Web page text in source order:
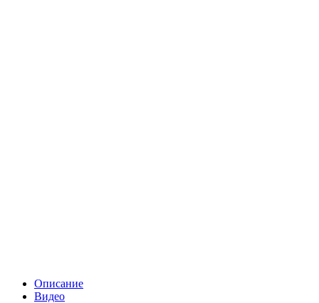
Описание
Видео